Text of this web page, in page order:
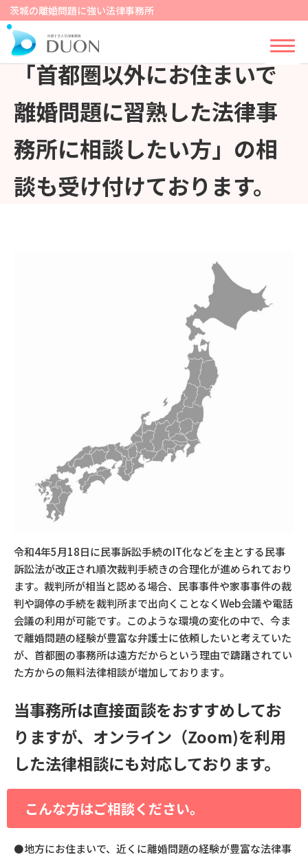
茨城の離婚問題に強い法律事務所
「首都圏以外にお住まいで
離婚問題に習熟した法律事
務所に相談したい方」の相
談も受け付けております。
令和4年5月18日に民事訴訟手続のIT化などを主とする民事
訴訟法が改正され順次裁判手続きの合理化が進められており
ます。裁判所が相当と認める場合、民事事件や家事事件の裁
判や調停の手続を裁判所まで出向くことなくWeb会議や電話
会議の利用が可能です。このような環境の変化の中で、今ま
で離婚問題の経験が豊富な弁護士に依頼したいと考えていた
が、首都圏の事務所は遠方だからという理由で躊躇されてい
た方からの無料法律相談が増加しております。
当事務所は直接面談をおすすめしてお
りますが、オンライン（Zoom)を利用
した法律相談にも対応しております。
こんな方はご相談ください。
⚫地方にお住まいで、近くに離婚問題の経験が豊富な法律事